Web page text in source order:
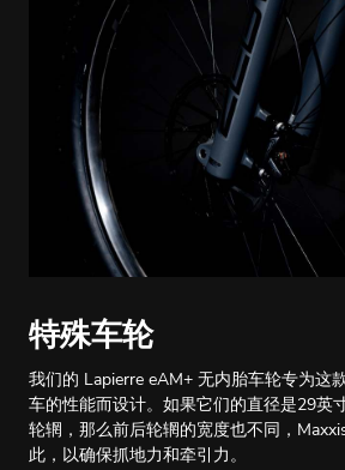
特殊车轮
我们的 Lapierre eAM+ 无内胎车轮专为这
车的性能而设计。如果它们的直径是29英
轮辋，那么前后轮辋的宽度也不同，
此，以确保抓地力和牵引力。